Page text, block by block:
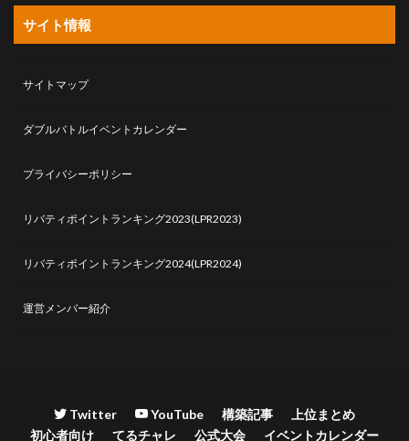
サイト情報
サイトマップ
ダブルバトルイベントカレンダー
プライバシーポリシー
リバティポイントランキング2023(LPR2023)
リバティポイントランキング2024(LPR2024)
運営メンバー紹介
Twitter YouTube 構築記事
上位まとめ
初心者向け
てるチャレ 公式大会 イベントカレンダー